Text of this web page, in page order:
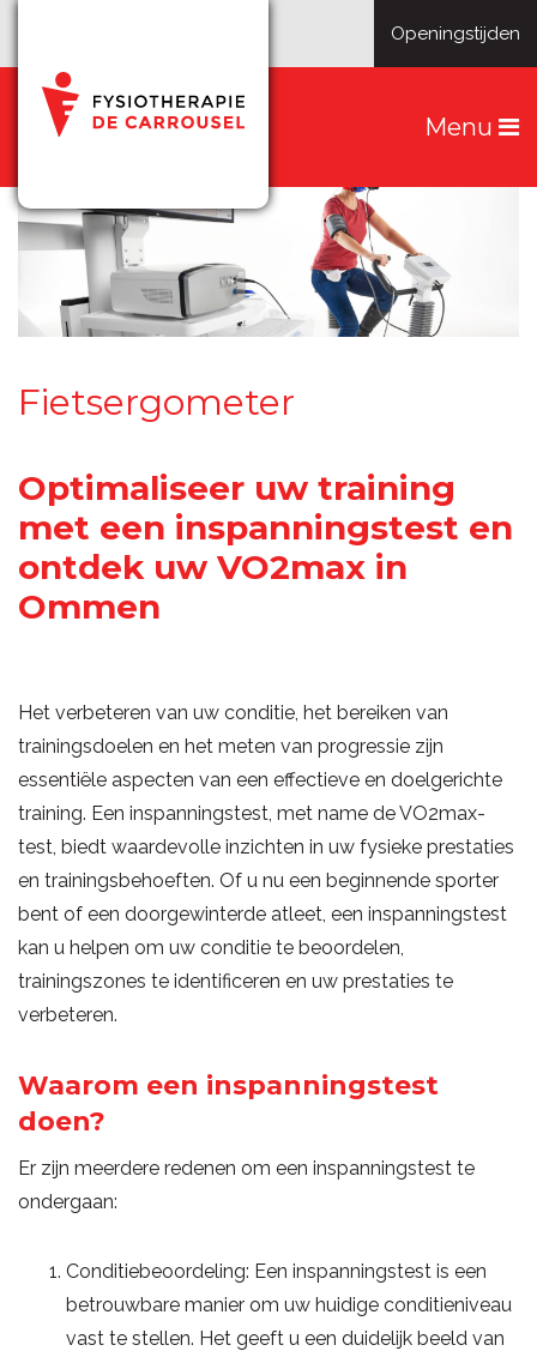
Openingstijden
Menu
Fietsergometer
Optimaliseer uw training
met een inspanningstest en
ontdek uw VO2max in
Ommen
Het verbeteren van uw conditie, het bereiken van
trainingsdoelen en het meten van progressie zijn
essentiële aspecten van een effectieve en doelgerichte
training. Een inspanningstest, met name de VO2max-
test, biedt waardevolle inzichten in uw fysieke prestaties
en trainingsbehoeften. Of u nu een beginnende sporter
bent of een doorgewinterde atleet, een inspanningstest
kan u helpen om uw conditie te beoordelen,
trainingszones te identificeren en uw prestaties te
verbeteren.
Waarom een inspanningstest
doen?
Er zijn meerdere redenen om een inspanningstest te
ondergaan:
Conditiebeoordeling: Een inspanningstest is een
betrouwbare manier om uw huidige conditieniveau
vast te stellen. Het geeft u een duidelijk beeld van